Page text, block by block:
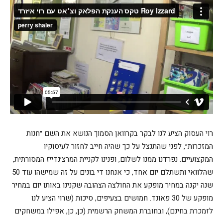
רוי העסוק הציע לנו לבקר בקרוואן הסמוך הנושא את השם ״חנות
המזכרות״, לפני שהתנצל על כך שהיה חייב לחזור לעיסוקיו
המקצועיים. נפרדנו ממנו לשלום, ופנינו לקניית המרצ׳נדייז המסורתית,
שהלוואי ותשתלם יום אחד, כי אנחנו די בונים על זה שמישהו עוד 50
שנה יקנה במחיר מופקע את החולצה הצהובה שקנינו באותו יום במחיר
מופקע של 30 פאונד. חמושים בצעיפים, סיכות (שרוי הציע לנו
לזמכרת בחינם), ובחוברת המשחק הרשמית (כן, כן, אפילו במשחקים